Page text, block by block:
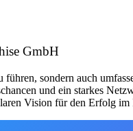
GmbH
sondern auch
und ein starkes
Vision für den Erfolg im